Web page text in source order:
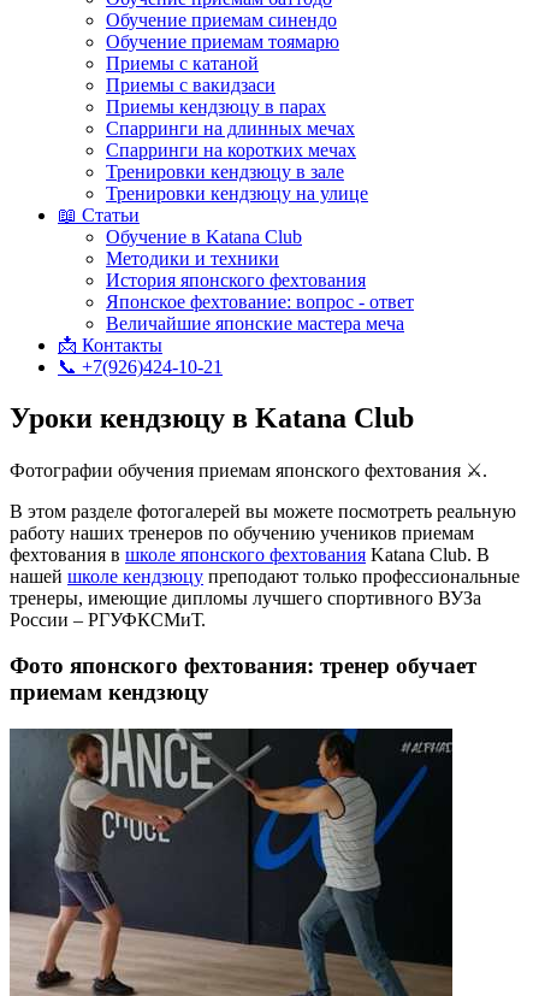
Обучение приемам синендо
Обучение приемам тоямарю
Приемы с катаной
Приемы с вакидзаси
Приемы кендзюцу в парах
Спарринги на длинных мечах
Спарринги на коротких мечах
Тренировки кендзюцу в зале
Тренировки кендзюцу на улице
📖 Статьи
Обучение в Katana Club
Методики и техники
История японского фехтования
Японское фехтование: вопрос - ответ
Величайшие японские мастера меча
📩 Контакты
📞 +7(926)424-10-21
Уроки кендзюцу в Katana Club
Фотографии обучения приемам японского фехтования ⚔.
В этом разделе фотогалерей вы можете посмотреть реальную
работу наших тренеров по обучению учеников приемам
фехтования в школе японского фехтования Katana Club. В
нашей школе кендзюцу преподают только профессиональные
тренеры, имеющие дипломы лучшего спортивного ВУЗа
России – РГУФКСМиТ.
Фото японского фехтования: тренер обучает
приемам кендзюцу